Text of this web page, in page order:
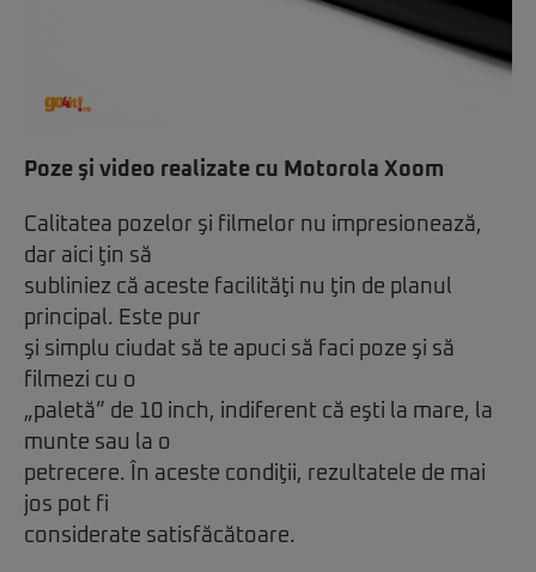
Poze şi video realizate cu Motorola Xoom
Calitatea pozelor şi filmelor nu impresionează,
dar aici ţin să
subliniez că aceste facilităţi nu ţin de planul
principal. Este pur
şi simplu ciudat să te apuci să faci poze şi să
filmezi cu o
„paletă” de 10 inch, indiferent că eşti la mare, la
munte sau la o
petrecere. În aceste condiţii, rezultatele de mai
jos pot fi
considerate satisfăcătoare.